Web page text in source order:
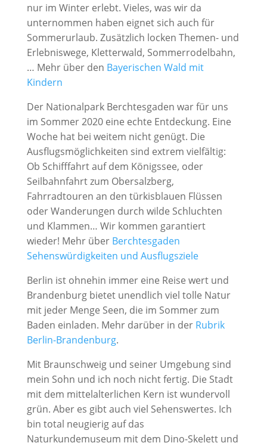
nur im Winter erlebt. Vieles, was wir da
unternommen haben eignet sich auch für
Sommerurlaub. Zusätzlich locken Themen- und
Erlebniswege, Kletterwald, Sommerrodelbahn,
… Mehr über den Bayerischen Wald mit
Kindern
Der Nationalpark Berchtesgaden war für uns
im Sommer 2020 eine echte Entdeckung. Eine
Woche hat bei weitem nicht genügt. Die
Ausflugsmöglichkeiten sind extrem vielfältig:
Ob Schifffahrt auf dem Königssee, oder
Seilbahnfahrt zum Obersalzberg,
Fahrradtouren an den türkisblauen Flüssen
oder Wanderungen durch wilde Schluchten
und Klammen… Wir kommen garantiert
wieder! Mehr über Berchtesgaden
Sehenswürdigkeiten und Ausflugsziele
Berlin ist ohnehin immer eine Reise wert und
Brandenburg bietet unendlich viel tolle Natur
mit jeder Menge Seen, die im Sommer zum
Baden einladen. Mehr darüber in der Rubrik
Berlin-Brandenburg.
Mit Braunschweig und seiner Umgebung sind
mein Sohn und ich noch nicht fertig. Die Stadt
mit dem mittelalterlichen Kern ist wundervoll
grün. Aber es gibt auch viel Sehenswertes. Ich
bin total neugierig auf das
Naturkundemuseum mit dem Dino-Skelett und